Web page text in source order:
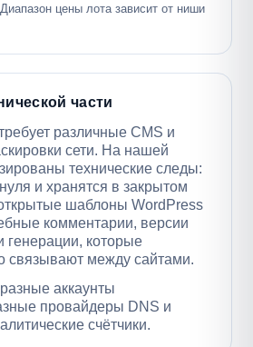
цены лота зависит от ниши
части
различные CMS и
сети. На нашей
технические следы:
и хранятся в закрытом
шаблоны WordPress
комментарии, версии
генерации, которые
связывают между сайтами.
аккаунты
провайдеры DNS и
счётчики.